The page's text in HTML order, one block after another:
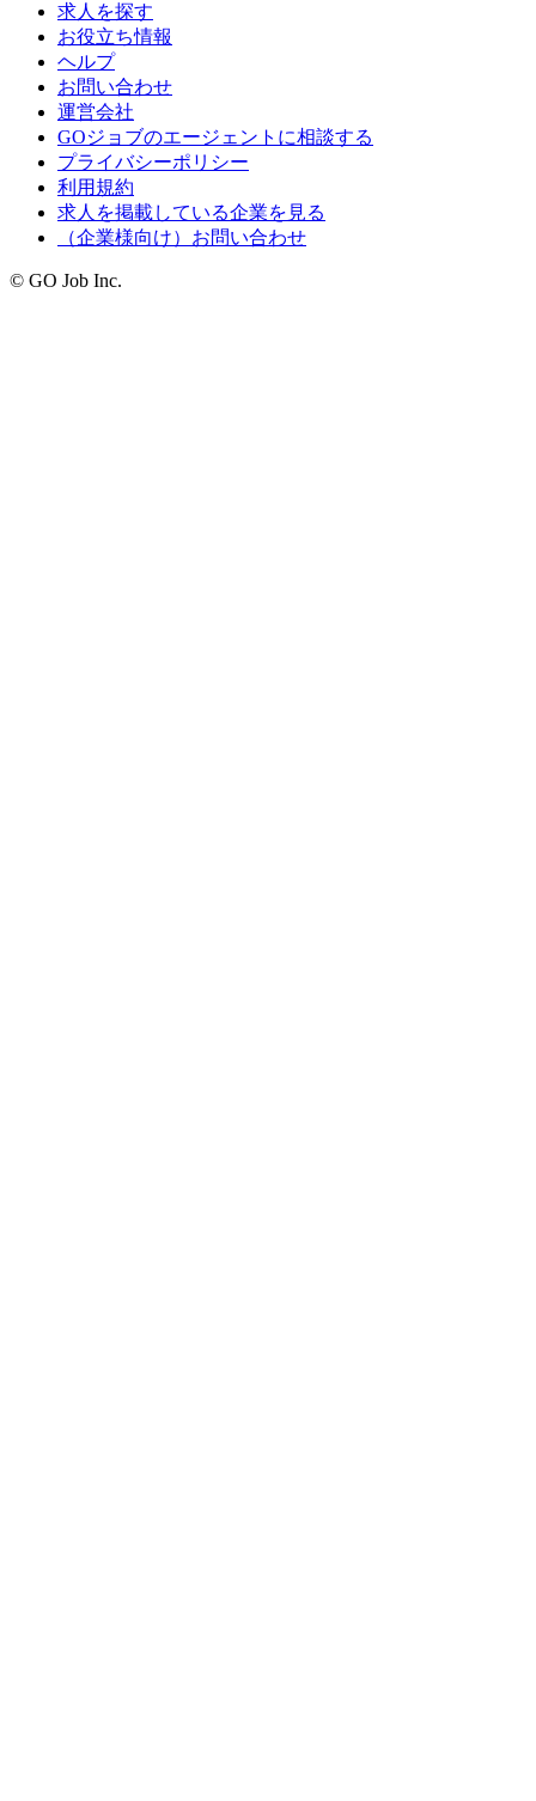
求人を探す
お役立ち情報
ヘルプ
お問い合わせ
運営会社
GOジョブのエージェントに相談する
プライバシーポリシー
利用規約
求人を掲載している企業を見る
（企業様向け）お問い合わせ
© GO Job Inc.